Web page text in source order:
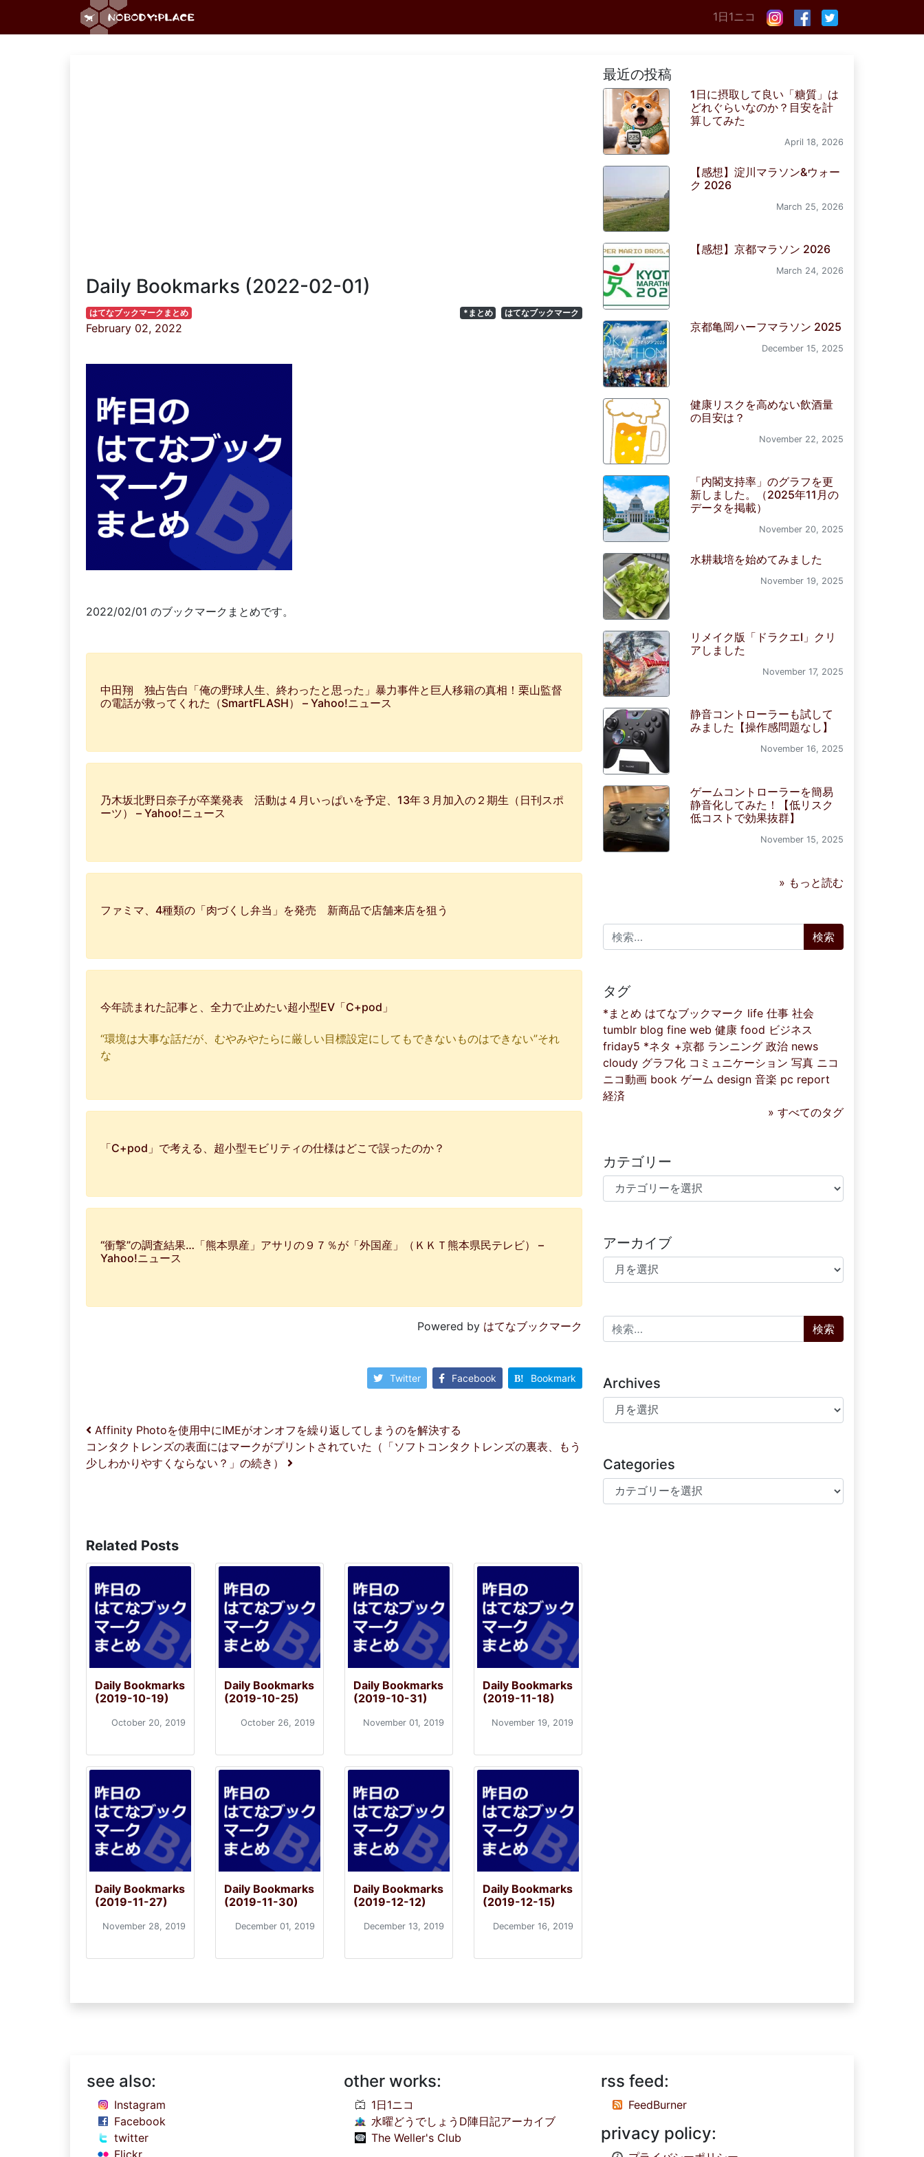
1日1ニコ
Daily Bookmarks (2022-02-01)
はてなブックマークまとめ
February 02, 2022
*まとめ はてなブックマーク
2022/02/01 のブックマークまとめです。
中田翔 独占告白「俺の野球人生、終わったと思った」暴力事件と巨人移籍の真相！栗山監督
の電話が救ってくれた（SmartFLASH） – Yahoo!ニュース
乃木坂北野日奈子が卒業発表 活動は４月いっぱいを予定、13年３月加入の２期生（日刊スポ
ーツ） – Yahoo!ニュース
ファミマ、4種類の「肉づくし弁当」を発売 新商品で店舗来店を狙う
今年読まれた記事と、全力で止めたい超小型EV「C+pod」
“環境は大事な話だが、むやみやたらに厳しい目標設定にしてもできないものはできない”それ
な
「C+pod」で考える、超小型モビリティの仕様はどこで誤ったのか？
“衝撃”の調査結果…「熊本県産」アサリの９７％が「外国産」（ＫＫＴ熊本県民テレビ） –
Yahoo!ニュース
Powered by はてなブックマーク
Twitter Facebook Bookmark
投稿ナビゲーション
Affinity Photoを使用中にIMEがオンオフを繰り返してしまうのを解決する
コンタクトレンズの表面にはマークがプリントされていた（「ソフトコンタクトレンズの裏表、もう
少しわかりやすくならない？」の続き）
Related Posts
Daily Bookmarks
(2019-10-19)
October 20, 2019
Daily Bookmarks
(2019-10-25)
October 26, 2019
Daily Bookmarks
(2019-10-31)
November 01, 2019
Daily Bookmarks
(2019-11-18)
November 19, 2019
Daily Bookmarks
(2019-11-27)
November 28, 2019
Daily Bookmarks
(2019-11-30)
December 01, 2019
Daily Bookmarks
(2019-12-12)
December 13, 2019
Daily Bookmarks
(2019-12-15)
December 16, 2019
最近の投稿
1日に摂取して良い「糖質」は
どれぐらいなのか？目安を計
算してみた
April 18, 2026
【感想】淀川マラソン&ウォー
ク 2026
March 25, 2026
【感想】京都マラソン 2026
March 24, 2026
京都亀岡ハーフマラソン 2025
December 15, 2025
健康リスクを高めない飲酒量
の目安は？
November 22, 2025
「内閣支持率」のグラフを更
新しました。（2025年11月の
データを掲載）
November 20, 2025
水耕栽培を始めてみました
November 19, 2025
リメイク版「ドラクエI」クリ
アしました
November 17, 2025
静音コントローラーも試して
みました【操作感問題なし】
November 16, 2025
ゲームコントローラーを簡易
静音化してみた！【低リスク
低コストで効果抜群】
November 15, 2025
» もっと読む
検索:
タグ
*まとめ はてなブックマーク life 仕事 社会
tumblr blog fine web 健康 food ビジネス
friday5 *ネタ +京都 ランニング 政治 news
cloudy グラフ化 コミュニケーション 写真 ニコ
ニコ動画 book ゲーム design 音楽 pc report
経済
» すべてのタグ
カテゴリー
カテゴリー
アーカイブ
アーカイブ
検索:
Archives
Archives
Categories
Categories
see also:
Instagram
Facebook
twitter
Flickr
other works:
1日1ニコ
水曜どうでしょうD陣日記アーカイブ
The Weller's Club
rss feed:
FeedBurner
privacy policy: